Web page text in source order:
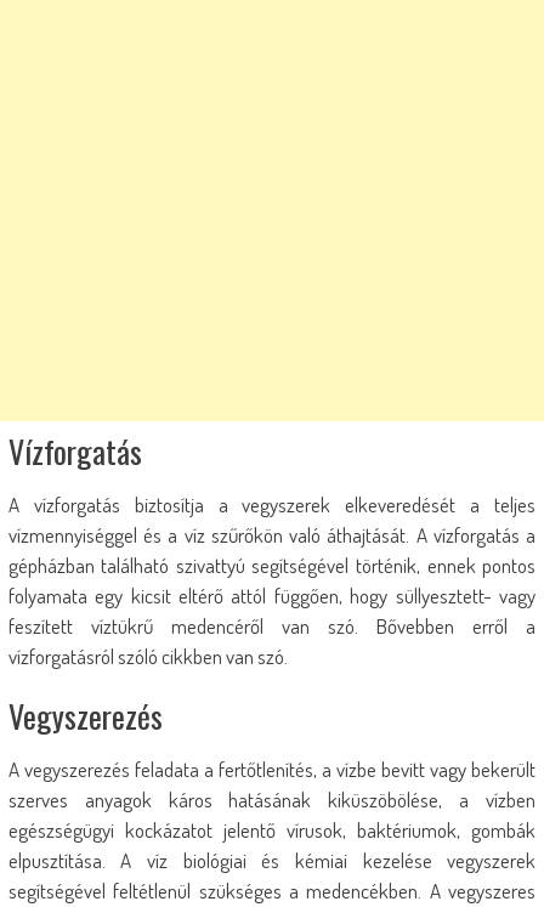
Vízforgatás
A vízforgatás biztosítja a vegyszerek elkeveredését a teljes
vízmennyiséggel és a víz szűrőkön való áthajtását. A vízforgatás a
gépházban található szivattyú segítségével történik, ennek pontos
folyamata egy kicsit eltérő attól függően, hogy süllyesztett- vagy
feszített víztükrű medencéről van szó. Bővebben erről a
vízforgatásról szóló cikkben van szó.
Vegyszerezés
A vegyszerezés feladata a fertőtlenítés, a vízbe bevitt vagy bekerült
szerves anyagok káros hatásának kiküszöbölése, a vízben
egészségügyi kockázatot jelentő vírusok, baktériumok, gombák
elpusztítása. A víz biológiai és kémiai kezelése vegyszerek
segítségével feltétlenül szükséges a medencékben. A vegyszeres